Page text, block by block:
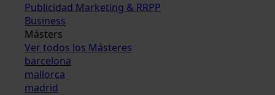
Publicidad Marketing & RRPP
Business
Másters
Ver todos los Másteres
barcelona
mallorca
madrid